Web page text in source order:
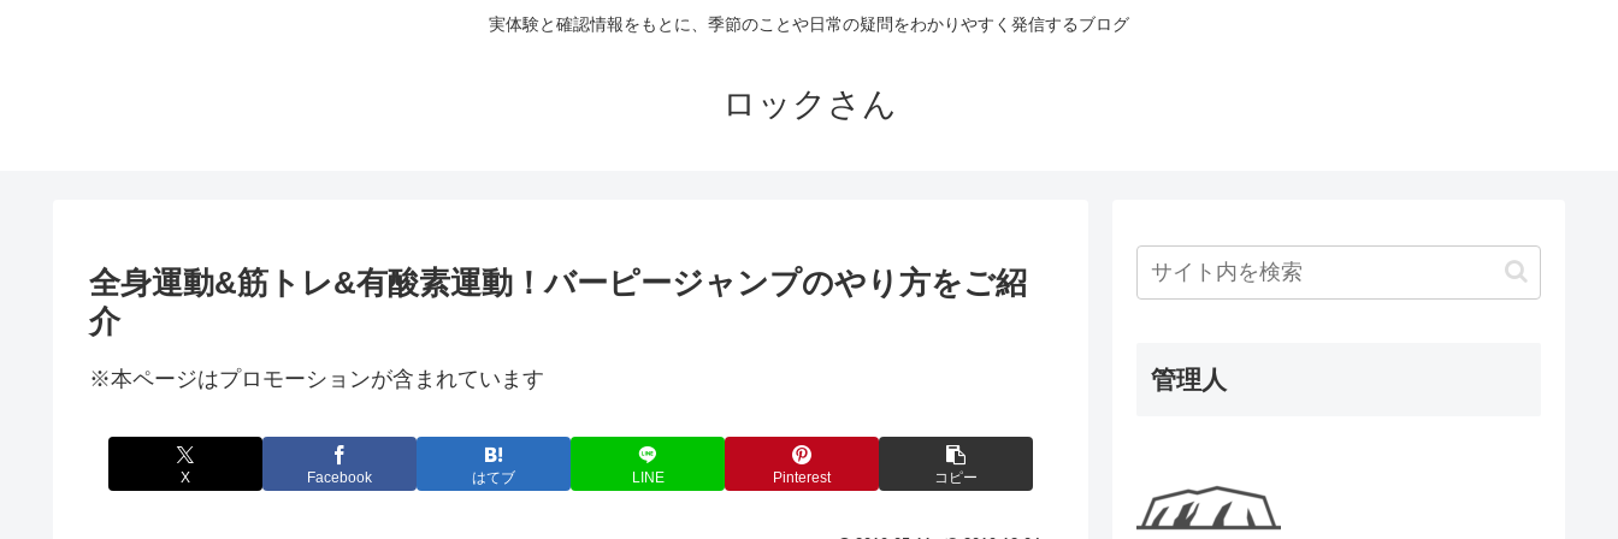
実体験と確認情報をもとに、季節のことや日常の疑問をわかりやすく発信するブログ
ロックさん
全身運動&筋トレ&有酸素運動！バーピージャンプのやり方をご紹
介
※本ページはプロモーションが含まれています
X Facebook はてブ LINE Pinterest コピー
管理人